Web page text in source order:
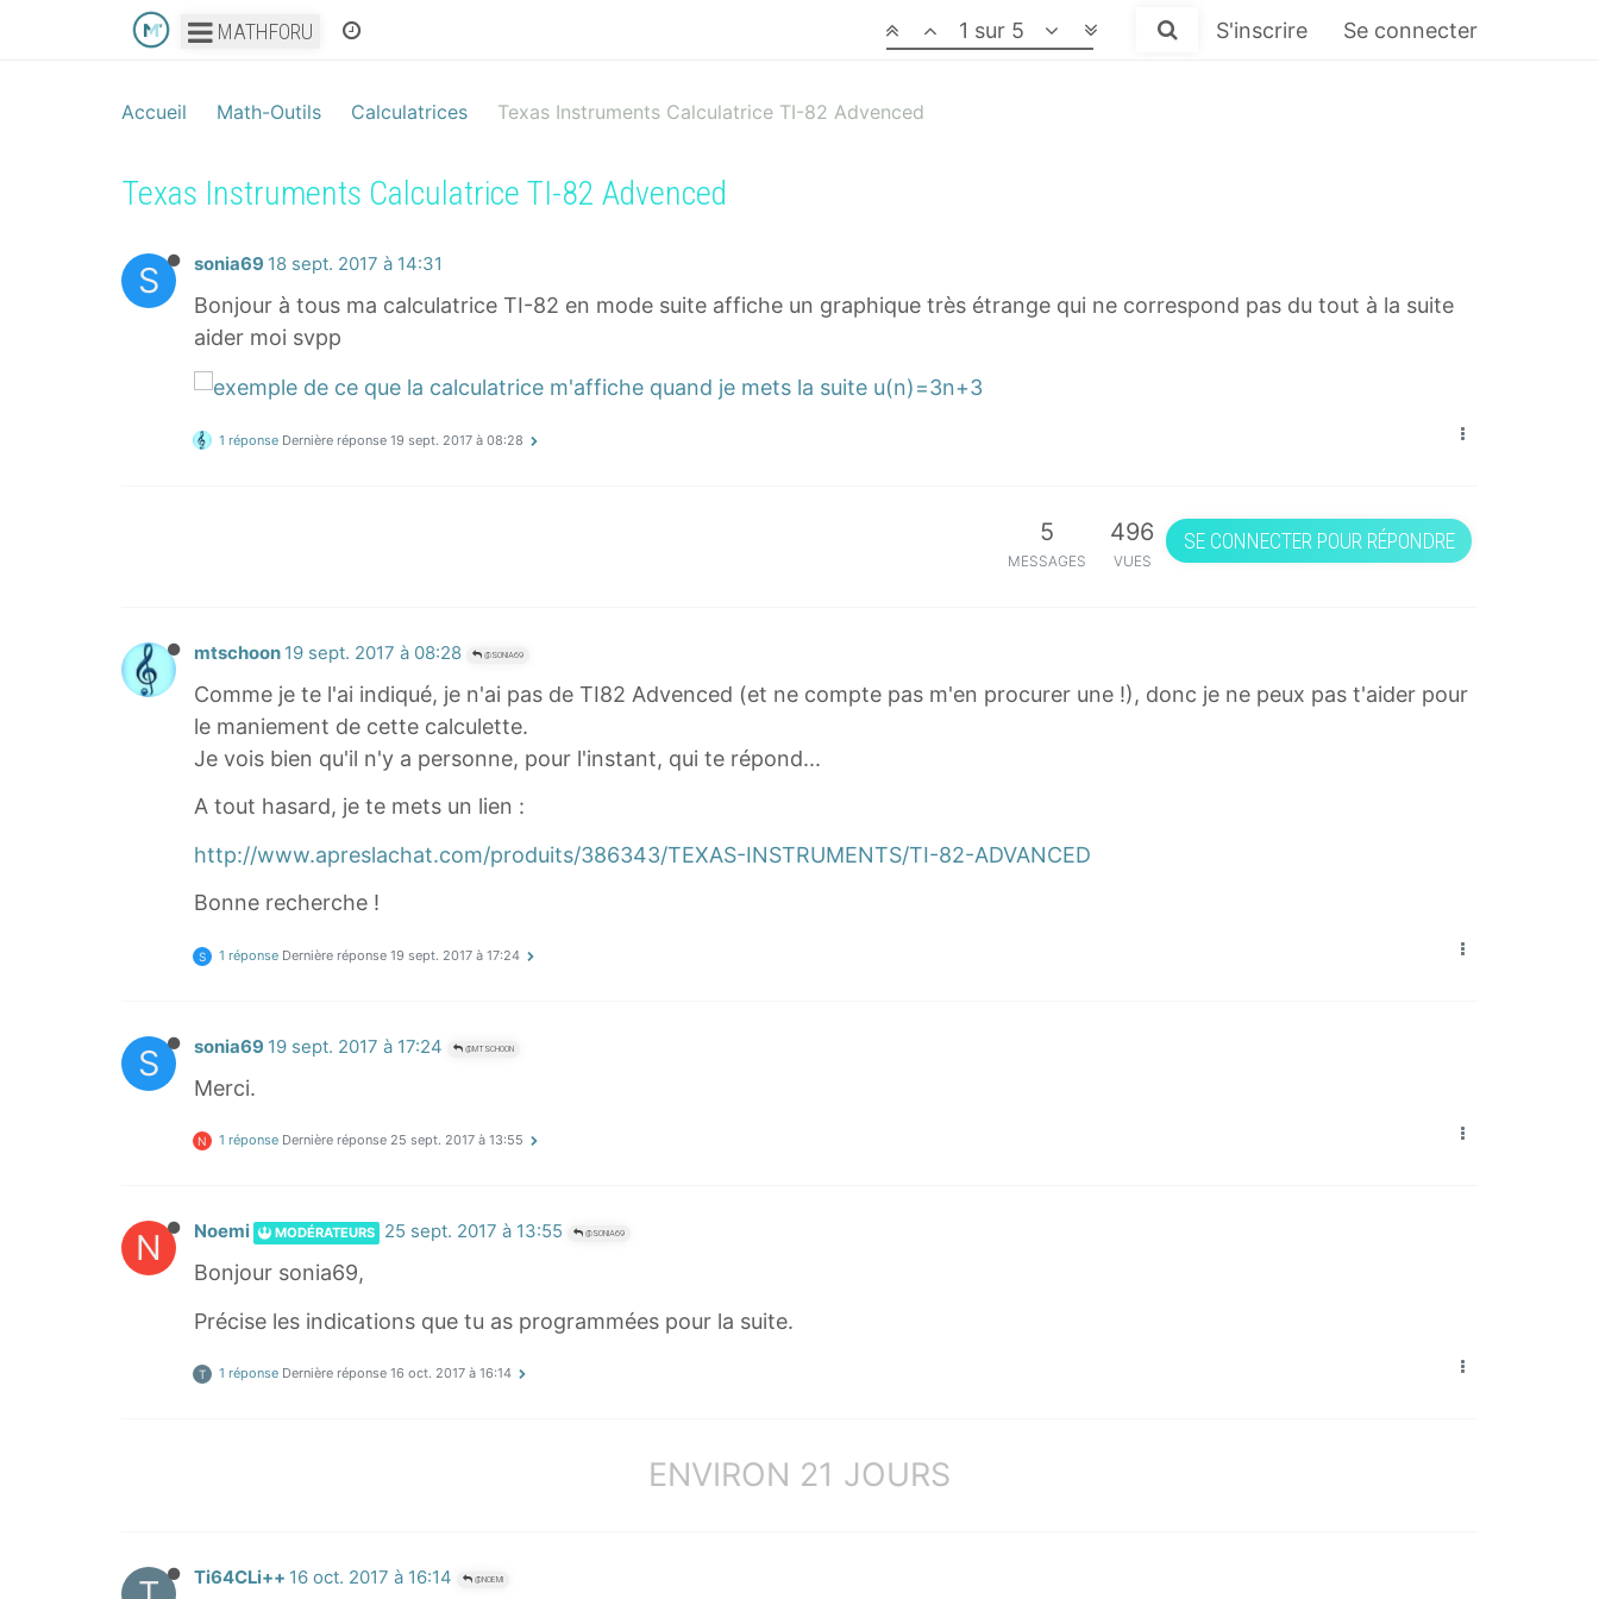
MATHFORU S'inscrire Se connecter
1 sur 5
Accueil Math-Outils Calculatrices Texas Instruments Calculatrice TI-82 Advenced
Texas Instruments Calculatrice TI-82 Advenced
S sonia69 18 sept. 2017 à 14:31
Bonjour à tous ma calculatrice TI-82 en mode suite affiche un graphique très étrange qui ne correspond pas du tout à la suite
aider moi svpp
1 réponse Dernière réponse 19 sept. 2017 à 08:28
5
MESSAGES
496
VUES
SE CONNECTER POUR RÉPONDRE
mtschoon 19 sept. 2017 à 08:28 @SONIA69
Comme je te l'ai indiqué, je n'ai pas de TI82 Advenced (et ne compte pas m'en procurer une !), donc je ne peux pas t'aider pour
le maniement de cette calculette.
Je vois bien qu'il n'y a personne, pour l'instant, qui te répond...
A tout hasard, je te mets un lien :
http://www.apreslachat.com/produits/386343/TEXAS-INSTRUMENTS/TI-82-ADVANCED
Bonne recherche !
S 1 réponse Dernière réponse 19 sept. 2017 à 17:24
S sonia69 19 sept. 2017 à 17:24 @MTSCHOON
Merci.
N 1 réponse Dernière réponse 25 sept. 2017 à 13:55
N Noemi MODÉRATEURS 25 sept. 2017 à 13:55 @SONIA69
Bonjour sonia69,
Précise les indications que tu as programmées pour la suite.
T 1 réponse Dernière réponse 16 oct. 2017 à 16:14
ENVIRON 21 JOURS
Ti64CLi++ 16 oct. 2017 à 16:14 @NOEMI